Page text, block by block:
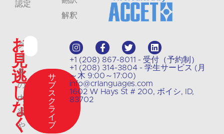
お
見
逃
し
な
く
ク
ラ
ス
の
内
容
や
サ
ブ
ス
ク
ラ
イ
ブ
+1 (208) 867-8011 - 受付（予約制）
+1 (208) 314-3804 - 学生サービス (月
～木 9:00～17:00)
info@crlanguages.com
1602 W Hays St # 200, ボイシ, ID,
83702
認定
解釈